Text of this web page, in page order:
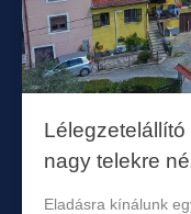
nagy telekre
Eladásra kínálunk